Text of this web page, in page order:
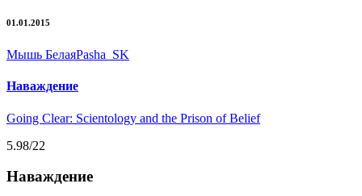
01.01.2015
Мышь БелаяPasha_SK
Наваждение
Going Clear: Scientology and the Prison of Belief
5.98/22
Наваждение